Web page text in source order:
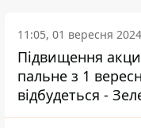
11:05, 01 вересня 2024
Підвищення
пальне з 1
відбудеться -
підписав закон